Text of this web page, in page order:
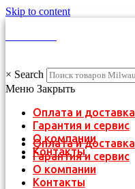
Skip to content
× Search
Меню Закрыть
Оплата и доставка
Гарантия и сервис
О компании
Контакты
Оплата и доставка
Гарантия и сервис
О компании
Контакты